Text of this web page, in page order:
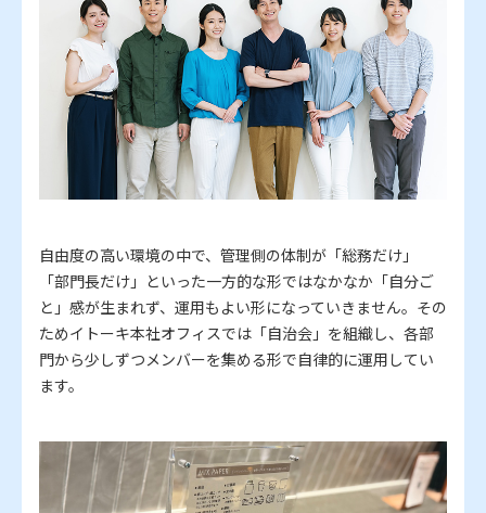
自由度の高い環境の中で、管理側の体制が「総務だけ」
「部門長だけ」といった一方的な形ではなかなか「自分ご
と」感が生まれず、運用もよい形になっていきません。その
ためイトーキ本社オフィスでは「自治会」を組織し、各部
門から少しずつメンバーを集める形で自律的に運用してい
ます。